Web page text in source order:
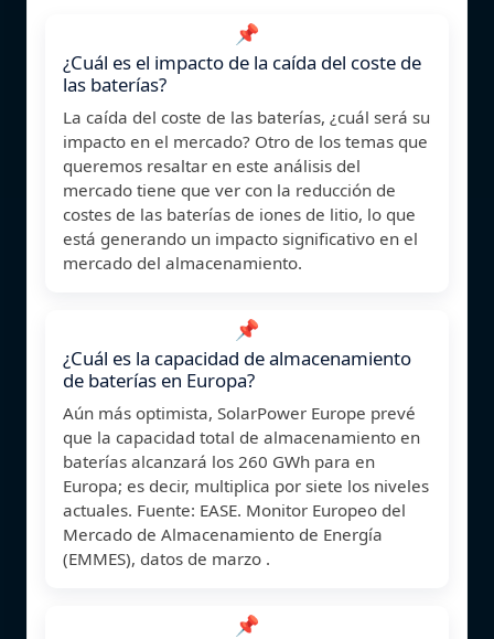
📌
¿Cuál es el impacto de la caída del coste de
las baterías?
La caída del coste de las baterías, ¿cuál será su
impacto en el mercado? Otro de los temas que
queremos resaltar en este análisis del
mercado tiene que ver con la reducción de
costes de las baterías de iones de litio, lo que
está generando un impacto significativo en el
mercado del almacenamiento.
📌
¿Cuál es la capacidad de almacenamiento
de baterías en Europa?
Aún más optimista, SolarPower Europe prevé
que la capacidad total de almacenamiento en
baterías alcanzará los 260 GWh para en
Europa; es decir, multiplica por siete los niveles
actuales. Fuente: EASE. Monitor Europeo del
Mercado de Almacenamiento de Energía
(EMMES), datos de marzo .
📌